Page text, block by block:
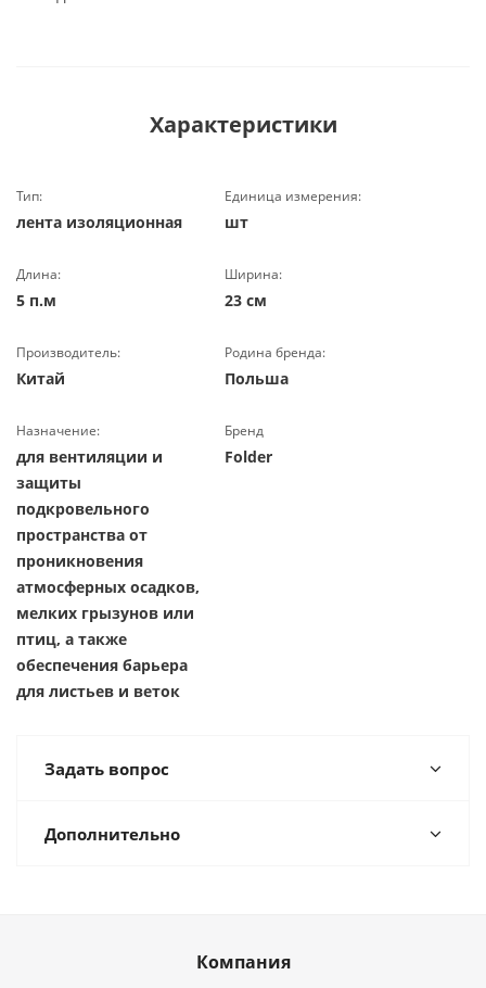
Характеристики
Тип:
лента изоляционная
Единица измерения:
шт
Длина:
5 п.м
Ширина:
23 см
Производитель:
Китай
Родина бренда:
Польша
Назначение:
для вентиляции и
защиты
подкровельного
пространства от
проникновения
атмосферных осадков,
мелких грызунов или
птиц, а также
обеспечения барьера
для листьев и веток
Бренд
Folder
Задать вопрос
Дополнительно
Компания